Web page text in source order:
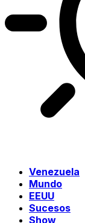
Venezuela
Mundo
EEUU
Sucesos
Show